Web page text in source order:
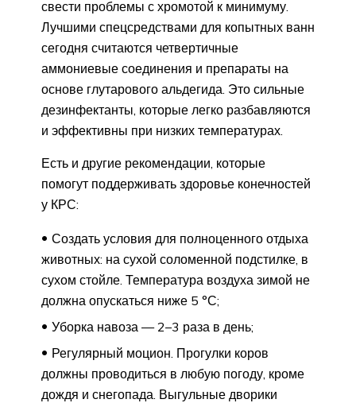
свести проблемы с хромотой к минимуму.
Лучшими спецсредствами для копытных ванн
сегодня считаются четвертичные
аммониевые соединения и препараты на
основе глутарового альдегида. Это сильные
дезинфектанты, которые легко разбавляются
и эффективны при низких температурах.
Есть и другие рекомендации, которые
помогут поддерживать здоровье конечностей
у КРС:
Создать условия для полноценного отдыха
животных: на сухой соломенной подстилке, в
сухом стойле. Температура воздуха зимой не
должна опускаться ниже 5 °С;
Уборка навоза — 2–3 раза в день;
Регулярный моцион. Прогулки коров
должны проводиться в любую погоду, кроме
дождя и снегопада. Выгульные дворики